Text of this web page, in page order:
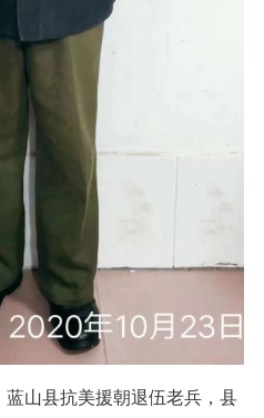
蓝山县抗美援朝退伍老兵，县